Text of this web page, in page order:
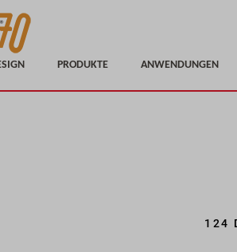
PRODUKTE ANWENDUNGEN
124